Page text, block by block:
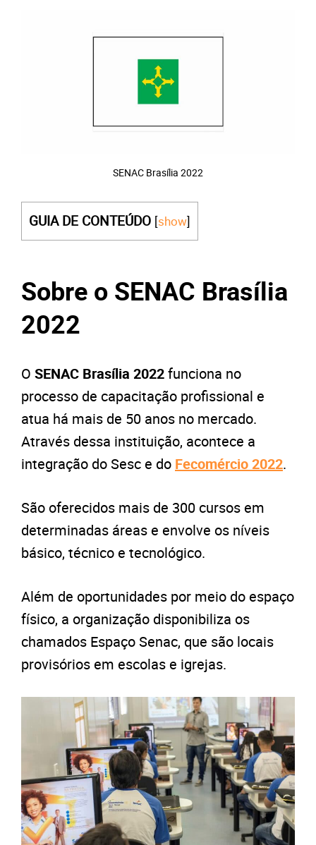
SENAC Brasília 2022
GUIA DE CONTEÚDO [show]
Sobre o SENAC Brasília
2022
O SENAC Brasília 2022funciona no
processo de capacitação profissional e
atua há mais de 50 anos no mercado.
Através dessa instituição, acontece a
integração do Sesc e do Fecomércio 2022.
São oferecidos mais de 300 cursos em
determinadas áreas e envolve os níveis
básico, técnico e tecnológico.
Além de oportunidades por meio do espaço
físico, a organização disponibiliza os
chamados Espaço Senac, que são locais
provisórios em escolas e igrejas.